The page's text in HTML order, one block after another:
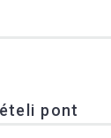
pont